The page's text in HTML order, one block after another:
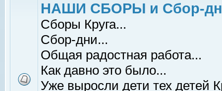
НАШИ СБОРЫ и Сбор-
Сборы Круга...
Сбор-дни...
Общая радостная работа...
Как давно это было...
Уже выросли дети тех детей